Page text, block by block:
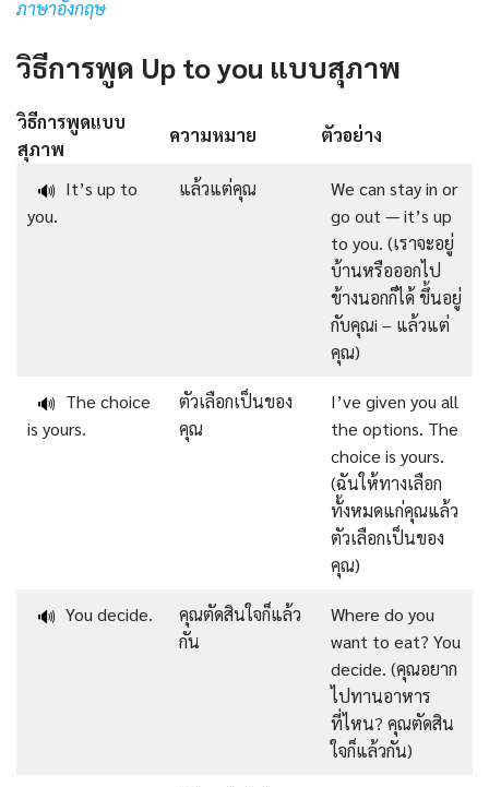
ภาษาอังกฤษ
วิธีการพูด Up to you แบบสุภาพ
วิธีการพูดแบบ
สุภาพ
ความหมาย ตัวอย่าง
🔊 It’s up to
you.
แล้วแต่คุณ
We can stay in or
go out — it’s up
to you. (เราจะอยู่
บ้านหรือออกไป
ข้างนอกก็ได้ ขึ้นอยู่
กับคุณi – แล้วแต่
คุณ)
🔊 The choice
is yours.
ตัวเลือกเป็นของ
คุณ
I’ve given you all
the options. The
choice is yours.
(ฉันให้ทางเลือก
ทั้งหมดแก่คุณแล้ว
ตัวเลือกเป็นของ
คุณ)
🔊 You decide.
คุณตัดสินใจก็แล้ว
กัน
Where do you
want to eat? You
decide. (คุณอยาก
ไปทานอาหาร
ที่ไหน? คุณตัดสิน
ใจก็แล้วกัน)